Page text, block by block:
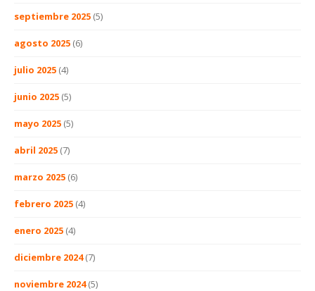
septiembre 2025 (5)
agosto 2025 (6)
julio 2025 (4)
junio 2025 (5)
mayo 2025 (5)
abril 2025 (7)
marzo 2025 (6)
febrero 2025 (4)
enero 2025 (4)
diciembre 2024(7)
noviembre 2024(5)